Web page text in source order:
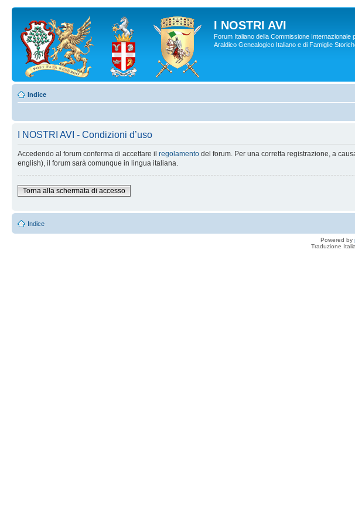
I NOSTRI AVI
Forum Italiano della Commissione Internazionale
Araldico Genealogico Italiano e di Famiglie
Indice
I NOSTRI AVI - Condizioni d’uso
Accedendo al forum conferma di accettare il regolamento del forum. Per una corretta registrazione, a
english), il forum sarà comunque in lingua italiana.
Torna alla schermata di accesso
Indice
Powered by
Traduzione